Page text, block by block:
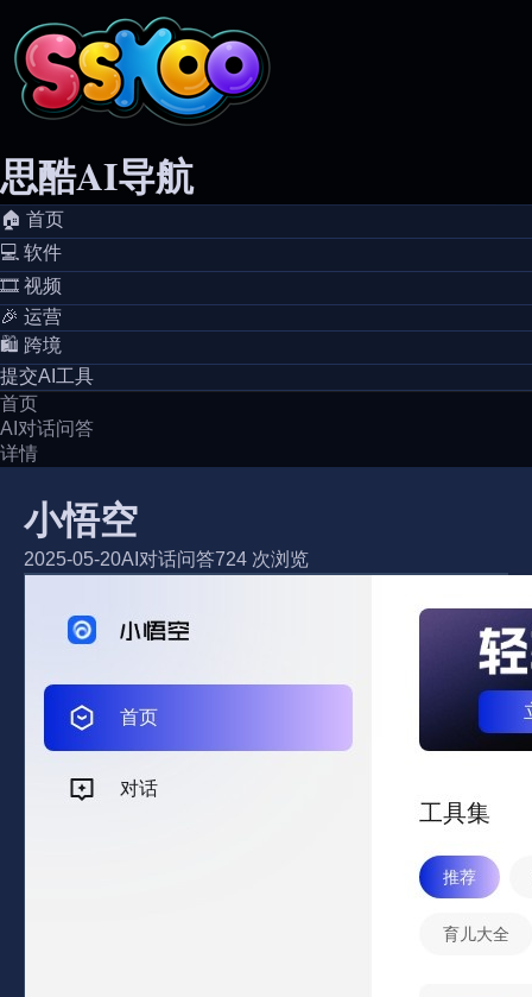
思酷AI导航
🏠️ 首页
💻️ 软件
🎞️ 视频
🎉 运营
🛍️ 跨境
提交AI工具
首页
AI对话问答
详情
小悟空
2025-05-20AI对话问答724 次浏览